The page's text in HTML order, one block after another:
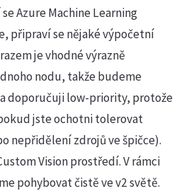
Azure Machine Learning
připraví se nějaké výpočetní
je vhodné výrazně
nodu, takže budeme
doporučuji low-priority, protože
jste ochotni tolerovat
nepřidělení zdrojů ve špičce).
Vision prostředí. V rámci
pohybovat čistě ve v2 světě.